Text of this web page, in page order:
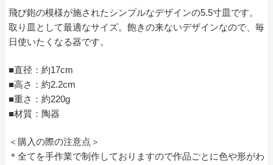
飛び鉋の模様が施されたシンプルなデザインの5.5寸皿です。
取り皿として最適なサイズ。飽きの来ないデザインなので、毎
日使いたくなる器です。
■直径：約17cm
■高さ：約2.2cm
■重さ：約220g
■材質：陶器
＜購入の際の注意点＞
＊全てを手作業で制作しておりますので作品ごとに色や形がわ